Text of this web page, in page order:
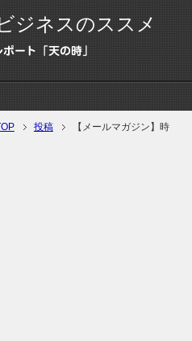
ジネスのススメ
ート「天の時」
投稿
【メールマガジン】時